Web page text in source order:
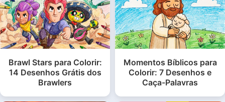
Brawl Stars para Colorir:
14 Desenhos Grátis dos
Brawlers
Momentos Bíblicos para
Colorir: 7 Desenhos e
Caça-Palavras